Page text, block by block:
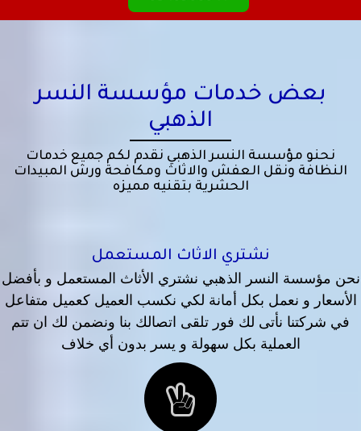
بعض خدمات مؤسسة النسر
الذهبي
نحنو مؤسسة النسر الذهبي نقدم لكم جميع خدمات
النظافة ونقل العفش والاثاث ومكافحة ورش المبيدات
الحشرية بتقنيه مميزه
نشتري الاثاث المستعمل
نحن مؤسسة النسر الذهبي نشتري الأثاث المستعمل و بأفضل
الأسعار و نعمل بكل أمانة لكي نكسب العميل كعميل متفاعل
في شركتنا نأتى لك فور تلقى اتصالك بنا ونضمن لك ان تتم
العملية بكل سهولة و يسر بدون أي خلاف